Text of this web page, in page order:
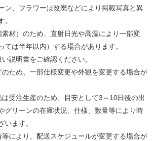
ン、フラワーは改廃などにより掲載写真と異
。
材）のため、直射日光や高温により一部変
ては半年以内）する場合があります。
説明書をご確認ください。
ため、一部仕様変更や外観を変更する場合が
受注生産のため、目安として3～10日後の出
グリーンの在庫状況、仕様、数量等により時
います。
により、配送スケジュールが変更する場合が